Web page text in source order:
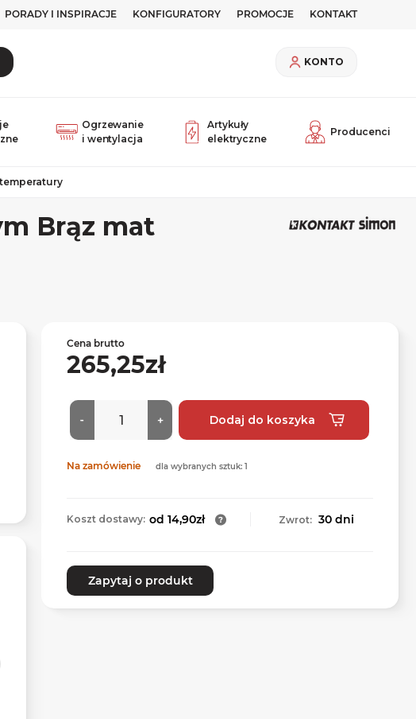
PORADY I INSPIRACJE KONFIGURATORY PROMOCJE KONTAKT
KONTO
Ogrzewanie
i wentylacja
Artykuły
elektryczne
Producenci
Brąz mat
Cena brutto
265,25zł
Na zamówienie dla wybranych sztuk: 1
Koszt dostawy: od 14,90zł Zwrot: 30 dni
Zapytaj o produkt